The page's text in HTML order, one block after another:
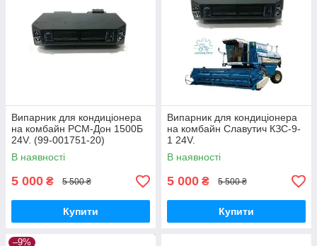
Випарник для кондиціонера
на комбайн РСМ-Дон 1500Б
24V. (99-001751-20)
В наявності
5 000 ₴ 5 500 ₴
Купити
Випарник для кондиціонера
на комбайн Славутич КЗС-9-
1 24V.
В наявності
5 000 ₴ 5 500 ₴
Купити
–9%